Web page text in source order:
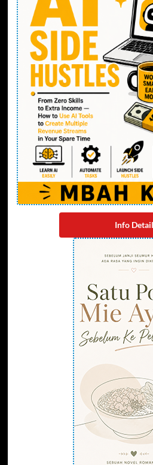
Info Detail